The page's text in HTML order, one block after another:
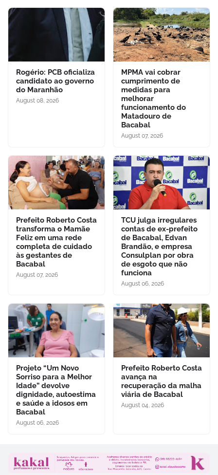
Rogério: PCB oficializa
candidato ao governo
do Maranhão
August 08, 2026
MPMA vai cobrar
cumprimento de
medidas para
melhorar
funcionamento do
Matadouro de
Bacabal
August 07, 2026
Prefeito Roberto Costa
transforma o Mamãe
Feliz em uma rede
completa de cuidado
às gestantes de
Bacabal
August 07, 2026
TCU julga irregulares
contas de ex-prefeito
de Bacabal, Edvan
Brandão, e empresa
Consulplan por obra
de esgoto que não
funciona
August 06, 2026
Projeto “Um Novo
Sorriso para a Melhor
Idade” devolve
dignidade, autoestima
e saúde a idosos em
Bacabal
August 06, 2026
Prefeito Roberto Costa
avança na
recuperação da malha
viária de Bacabal
August 04, 2026